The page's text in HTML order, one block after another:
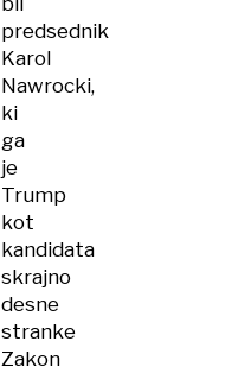
predsednik
Karol
Nawrocki,
ki
ga
je
Trump
kot
kandidata
skrajno
desne
stranke
Zakon